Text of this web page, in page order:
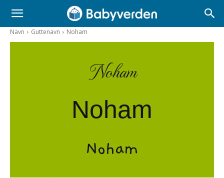
Navn Guttenavn Noham
Noham
Noham
Noham